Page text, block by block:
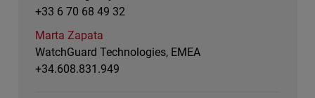
+33 6 70 68 49 32
Marta Zapata
WatchGuard Technologies, EMEA
+34.608.831.949